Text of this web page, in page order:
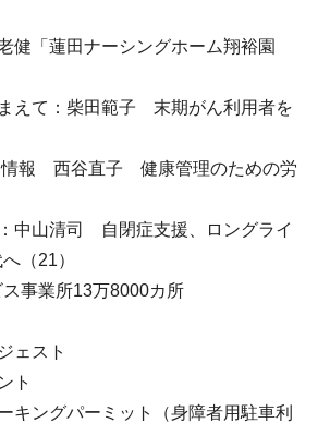
「蓮田ナーシングホーム翔裕園
えて：柴田範子 末期がん利用者を
報 西谷直子 健康管理のための労
中山清司 自閉症支援、ロングライ
（21）
事業所13万8000カ所
ェスト
ト
キングパーミット（身障者用駐車利